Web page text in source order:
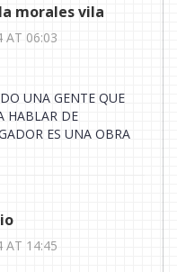
morales vila
AT 06:03
UNA GENTE QUE
HABLAR DE
ES UNA OBRA
AT 14:45